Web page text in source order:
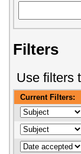
Filters
Use filters
Current Filters: